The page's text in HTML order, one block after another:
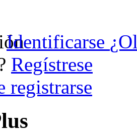
Identificarse
Regístrese
registrarse